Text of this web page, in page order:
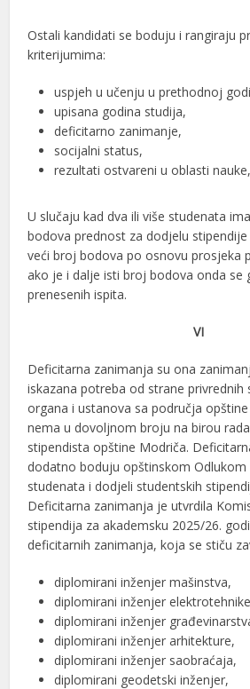
Ostali kandidati se boduju i rangiraju
kriterijumima:
uspjeh u učenju u prethodnoj
upisana godina studija,
deficitarno zanimanje,
socijalni status,
rezultati ostvareni u oblasti
U slučaju kad dva ili više studenata
bodova prednost za dodjelu
veći broj bodova po osnovu prosjeka
ako je i dalje isti broj bodova onda se
prenesenih ispita.
VI
Deficitarna zanimanja su ona
iskazana potreba od strane privrednih
organa i ustanova sa područja
nema u dovoljnom broju na birou
stipendista opštine Modriča.
dodatno boduju opštinskom Odlukom
studenata i dodjeli studentskih
Deficitarna zanimanja je utvrdila
stipendija za akademsku 2025/26.
deficitarnih zanimanja, koja se stiču
diplomirani inženjer mašinstva,
diplomirani inženjer
diplomirani inženjer
diplomirani inženjer arhitekture,
diplomirani inženjer saobraćaja,
diplomirani geodetski inženjer,